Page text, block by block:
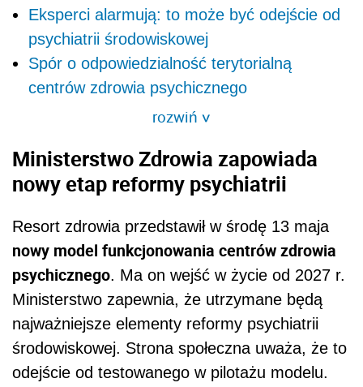
Eksperci alarmują: to może być odejście od
psychiatrii środowiskowej
Spór o odpowiedzialność terytorialną
centrów zdrowia psychicznego
rozwiń>
Ministerstwo Zdrowia zapowiada
nowy etap reformy psychiatrii
Resort zdrowia przedstawił w środę 13 maja
nowy model funkcjonowania centrów zdrowia
psychicznego. Ma on wejść w życie od 2027 r.
Ministerstwo zapewnia, że utrzymane będą
najważniejsze elementy reformy psychiatrii
środowiskowej. Strona społeczna uważa, że to
odejście od testowanego w pilotażu modelu.